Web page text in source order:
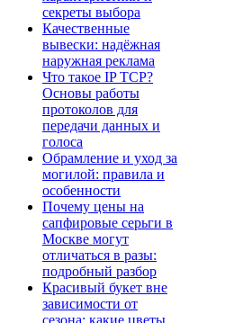
секреты выбора
Качественные
вывески: надёжная
наружная реклама
Что такое IP TCP?
Основы работы
протоколов для
передачи данных и
голоса
Обрамление и уход за
могилой: правила и
особенности
Почему цены на
сапфировые серьги в
Москве могут
отличаться в разы:
подробный разбор
Красивый букет вне
зависимости от